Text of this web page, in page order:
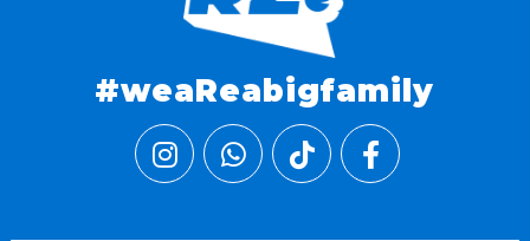
#weaReabigfamily